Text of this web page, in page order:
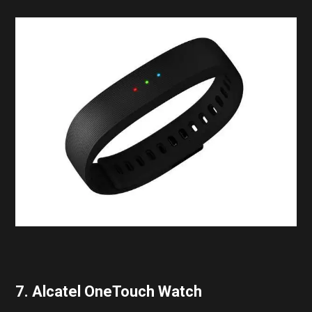
7. Alcatel OneTouch Watch